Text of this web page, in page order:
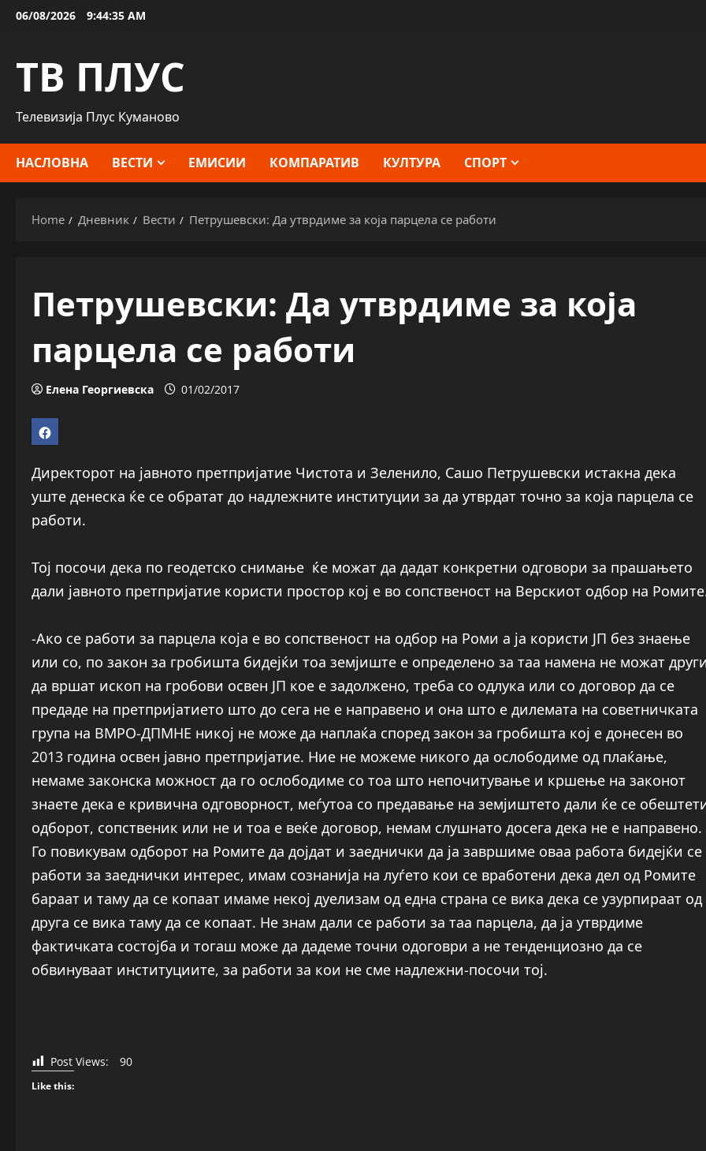
Skip06/08/2026 9:44:36 AM
ТВ ПЛУС
Телевизија Плус Куманово
НАСЛОВНА ВЕСТИ ЕМИСИИ КОМПАРАТИВ КУЛТУРА СПОРТ
Home Дневник Вести Петрушевски: Да утврдиме за која парцела се работи
Петрушевски: Да утврдиме за која
парцела се работи
Елена Георгиевска 01/02/2017
Директорот на јавното претпријатие Чистота и Зеленило, Сашо Петрушевски истакна дека
уште денеска ќе се обратат до надлежните институции за да утврдат точно за која парцела се
работи.
Тој посочи дека по геодетско снимање ќе можат да дадат конкретни одговори за прашањето
дали јавното претпријатие користи простор кој е во сопственост на Верскиот одбор на
-Ако се работи за парцела која е во сопственост на одбор на Роми а ја користи ЈП без знаење
или со, по закон за гробишта бидејќи тоа земјиште е определено за таа намена не можат
да вршат ископ на гробови освен ЈП кое е задолжено, треба со одлука или со договор да се
предаде на претпријатието што до сега не е направено и она што е дилемата на советничката
група на ВМРО-ДПМНЕ никој не може да наплаќа според закон за гробишта кој е донесен во
2013 година освен јавно претпријатие. Ние не можеме никого да ослободиме од плаќање,
немаме законска можност да го ослободиме со тоа што непочитување и кршење на законот
знаете дека е кривична одговорност, меѓутоа со предавање на земјиштето дали ќе се
одборот, сопственик или не и тоа е веќе договор, немам слушнато досега дека не е направено.
Го повикувам одборот на Ромите да дојдат и заеднички да ја завршиме оваа работа бидејќи се
работи за заеднички интерес, имам сознанија на луѓето кои се вработени дека дел од Ромите
бараат и таму да се копаат имаме некој дуелизам од една страна се вика дека се узурпираат од
друга се вика таму да се копаат. Не знам дали се работи за таа парцела, да ја утврдиме
фактичката состојба и тогаш може да дадеме точни одоговри а не тенденциозно да се
обвинуваат институциите, за работи за кои не сме надлежни-посочи тој.
Post Views: 90
Like this: